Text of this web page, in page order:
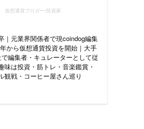
仮想通貨ブロガー/投資家
｜元業界関係者で現coindog編集
年から仮想通貨投資を開始｜大手
編集者・キュレーターとして従
は投資・筋トレ・音楽鑑賞・
観戦・コーヒー屋さん巡り